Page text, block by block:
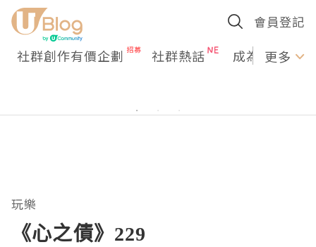
會員登記
社群創作有價企劃 社群熱話 成為U更多
玩樂
《心之債》229